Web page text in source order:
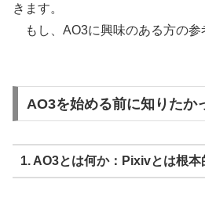
きます。
もし、AO3に興味のある方の参
AO3を始める前に知りたか
1. AO3とは何か：Pixivとは根本